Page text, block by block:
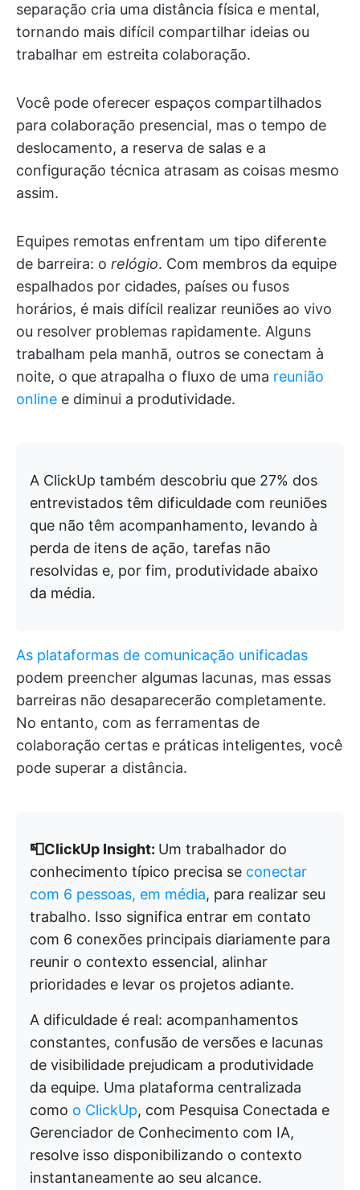
separação cria uma distância física e mental,
tornando mais difícil compartilhar ideias ou
trabalhar em estreita colaboração.
Você pode oferecer espaços compartilhados
para colaboração presencial, mas o tempo de
deslocamento, a reserva de salas e a
configuração técnica atrasam as coisas mesmo
assim.
Equipes remotas enfrentam um tipo diferente
de barreira: o relógio. Com membros da equipe
espalhados por cidades, países ou fusos
horários, é mais difícil realizar reuniões ao vivo
ou resolver problemas rapidamente. Alguns
trabalham pela manhã, outros se conectam à
noite, o que atrapalha o fluxo de uma reunião
online e diminui a produtividade.
A ClickUp também descobriu que 27% dos
entrevistados têm dificuldade com reuniões
que não têm acompanhamento, levando à
perda de itens de ação, tarefas não
resolvidas e, por fim, produtividade abaixo
da média.
As plataformas de comunicação unificadas
podem preencher algumas lacunas, mas essas
barreiras não desaparecerão completamente.
No entanto, com as ferramentas de
colaboração certas e práticas inteligentes, você
pode superar a distância.
📮ClickUp Insight: Um trabalhador do
conhecimento típico precisa se conectar
com 6 pessoas, em média, para realizar seu
trabalho. Isso significa entrar em contato
com 6 conexões principais diariamente para
reunir o contexto essencial, alinhar
prioridades e levar os projetos adiante.
A dificuldade é real: acompanhamentos
constantes, confusão de versões e lacunas
de visibilidade prejudicam a produtividade
da equipe. Uma plataforma centralizada
como o ClickUp, com Pesquisa Conectada e
Gerenciador de Conhecimento com IA,
resolve isso disponibilizando o contexto
instantaneamente ao seu alcance.